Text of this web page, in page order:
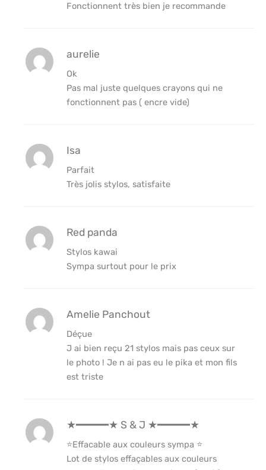
Fonctionnent très bien je recommande
aurelie
Ok
Pas mal juste quelques crayons qui ne
fonctionnent pas ( encre vide)
Isa
Parfait
Très jolis stylos, satisfaite
Red panda
Stylos kawai
Sympa surtout pour le prix
Amelie Panchout
Déçue
J ai bien reçu 21 stylos mais pas ceux sur
le photo ! Je n ai pas eu le pika et mon fils
est triste
★━━━━━★ S & J ★━━━━━★
⭐Effacable aux couleurs sympa ⭐
Lot de stylos effaçables aux couleurs